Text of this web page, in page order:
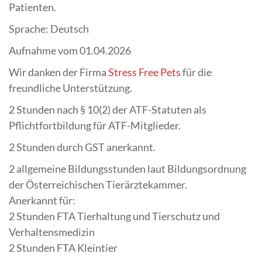
Patienten.
Sprache: Deutsch
Aufnahme vom 01.04.2026
Wir danken der FirmaStress Free Petsfür die
freundliche Unterstützung.
2 Stunden nach § 10(2) der ATF-Statuten als
Pflichtfortbildung für ATF-Mitglieder.
2 Stunden durch GST anerkannt.
2 allgemeine Bildungsstunden laut Bildungsordnung
der Österreichischen Tierärztekammer.
Anerkannt für:
2 Stunden FTA Tierhaltung und Tierschutz und
Verhaltensmedizin
2 Stunden FTA Kleintier